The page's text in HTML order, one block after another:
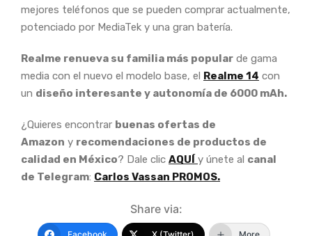
mejores teléfonos que se pueden comprar actualmente,
potenciado por MediaTek y una gran batería.
Realme renueva su familia más popular de gama
media con el nuevo el modelo base, el
Realme 14 con
un diseño interesante y autonomía de 6000 mAh.
¿Quieres encontrar buenas ofertas de
Amazon y recomendaciones de productos de
calidad en México? Dale clic AQUÍ y únete al canal
de Telegram: Carlos Vassan PROMOS.
Share via: